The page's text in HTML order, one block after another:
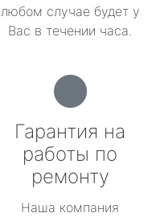
любом случае будет у
Вас в течении часа.
Гарантия на
работы по
ремонту
Наша компания